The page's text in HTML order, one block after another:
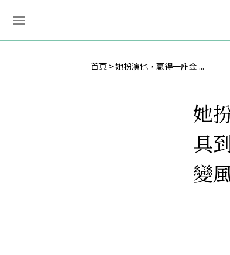
首頁 她扮演他，贏得一座金 ...
她
具
變